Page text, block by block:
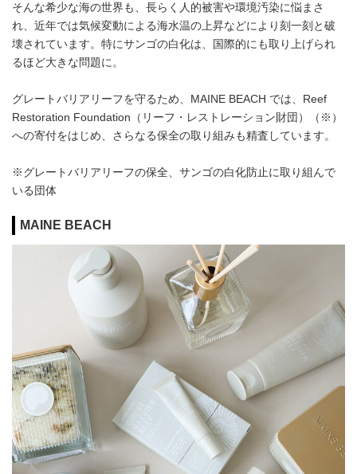
そんな希少な海の世界も、長らく人的被害や環境汚染に悩まさ
れ、近年では気候変動による海水温の上昇などにより刻一刻と破
壊されています。特にサンゴの白化は、国際的にも取り上げられ
るほど大きな問題に。
グレートバリアリーフを守るため、MAINE BEACH では、Reef
Restoration Foundation（リーフ・レストレーション財団）（※）
への寄付をはじめ、さらなる保全の取り組みも精査しています。
※グレートバリアリーフの保全、サンゴの白化防止に取り組んで
いる団体
MAINE BEACH